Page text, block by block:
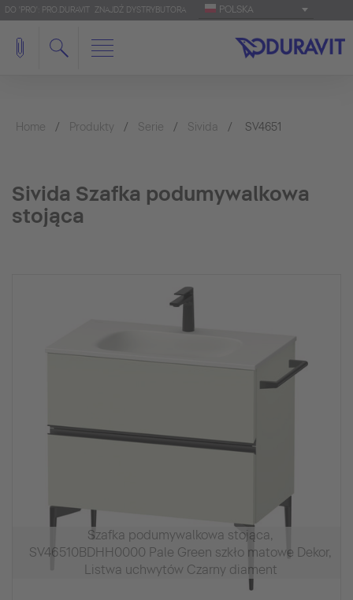
DO 'PRO': PRO.DURAVIT ZNAJDŹ DYSTRYBUTORA POLSKA
Home Produkty Serie Sivida SV4651
Sivida Szafka podumywalkowa
stojąca
Szafka podumywalkowa stojąca,
SV46510BDHH0000 Pale Green szkło matowe Dekor,
Listwa uchwytów Czarny diament